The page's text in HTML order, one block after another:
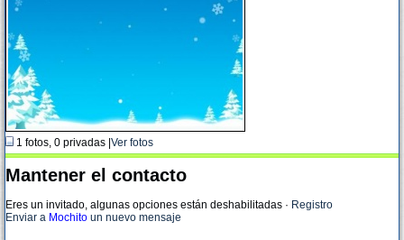
1 fotos, 0 privadas | Ver fotos
Mantener el contacto
Eres un invitado, algunas opciones están deshabilitadas · Registro
Enviar a Mochito un nuevo mensaje